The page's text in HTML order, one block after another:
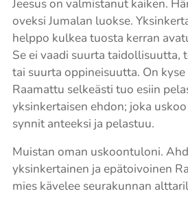
Jeesus on valmistanut kaiken.
oveksi Jumalan luokse.
helppo kulkea tuosta kerran
Se ei vaadi suurta taidollisuutta,
tai suurta oppineisuutta. On
Raamattu selkeästi tuo esiin
yksinkertaisen ehdon; joka uskoo
synnit anteeksi ja pelastuu.
Muistan oman uskoontuloni.
yksinkertainen ja epätoivoinen
mies kävelee seurakunnan